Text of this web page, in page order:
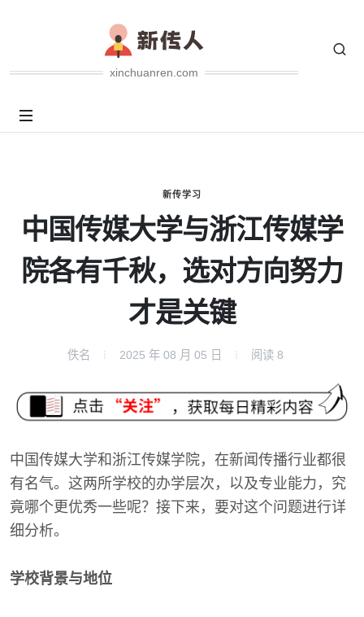
xinchuanren.com
新传学习
中国传媒大学与浙江传媒学
院各有千秋，选对方向努力
才是关键
佚名 2025 年 08 月 05 日 阅读 8
中国传媒大学和浙江传媒学院，在新闻传播行业都很
有名气。这两所学校的办学层次，以及专业能力，究
竟哪个更优秀一些呢？接下来，要对这个问题进行详
细分析。
学校背景与地位